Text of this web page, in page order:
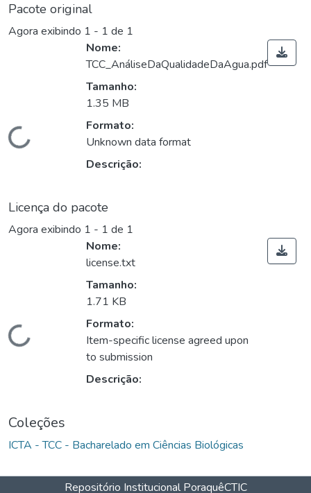
Pacote original
Agora exibindo 1 - 1 de 1
Carregando...
Nome:
TCC_AnáliseDaQualidadeDaAgua.pdf
Tamanho:
1.35 MB
Formato:
Unknown data format
Descrição:
Licença do pacote
Agora exibindo 1 - 1 de 1
Carregando...
Nome:
license.txt
Tamanho:
1.71 KB
Formato:
Item-specific license agreed upon
to submission
Descrição:
Coleções
ICTA - TCC - Bacharelado em Ciências Biológicas
Repositório Institucional PoraquêCTIC